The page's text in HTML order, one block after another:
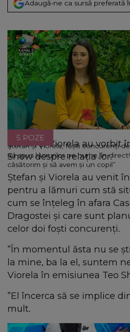
Adaugă-ne ca sursă preferată
Ștefan și Viorela, foști concurenți
au spus lucrurilor pe nume, în
căsătorim și să avem și un copil”
5 POZE
Ștefan și Viorela au vorbit
Show despre relația lor.
Ștefan și Viorela au venit
pentru a lămuri cum stă
cum se înțeleg în afara
Dragostei și care sunt
celor doi foști concurenți.
”În momentul ăsta nu se
la mine, ba la el, suntem
Viorela în emisiunea Teo
”El încerca să se implice
mult.